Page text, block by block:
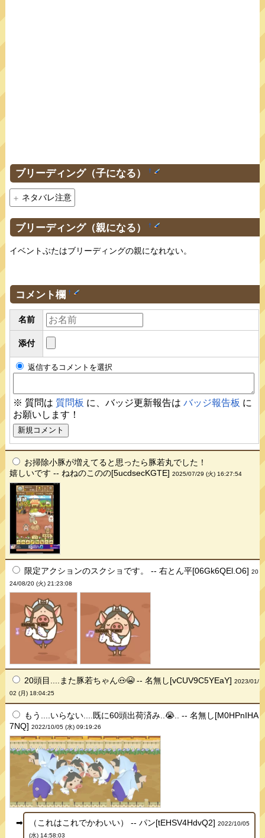
ブリーディング（子になる） †
ネタバレ注意
ブリーディング（親になる） †
イベントぶたはブリーディングの親になれない。
コメント欄 †
名前
添付
返信するコメントを選択
※ 質問は 質問板 に、バッジ更新報告はバッジ報告板 に
お願いします！
お掃除小豚が増えてると思ったら豚若丸でした！
嬉しいです -- ねねのこのの[5ucdsecKGTE]2025/07/29 (火) 16:27:54
限定アクションのスクショです。 -- 右とん平[06Gk6QEl.O6]20
24/08/20 (火) 21:23:08
20頭目....また豚若ちゃん🐽😭 -- 名無し[vCUV9C5YEaY]2023/01/
02 (月) 18:04:25
もう....いらない....既に60頭出荷済み..😭.. -- 名無し[M0HPnIHA
7NQ]2022/10/05 (水) 09:19:26
（これはこれでかわいい） -- パン[tEHSV4HdvQ2] 2022/10/05
(水) 14:58:03